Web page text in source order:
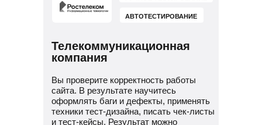
Телекоммуникационная
компания
Вы проверите корректность работы
сайта. В результате научитесь
оформлять баги и дефекты, применять
техники тест-дизайна, писать чек-листы
и тест-кейсы. Результат можно
АВТОТЕСТИРОВАНИЕ